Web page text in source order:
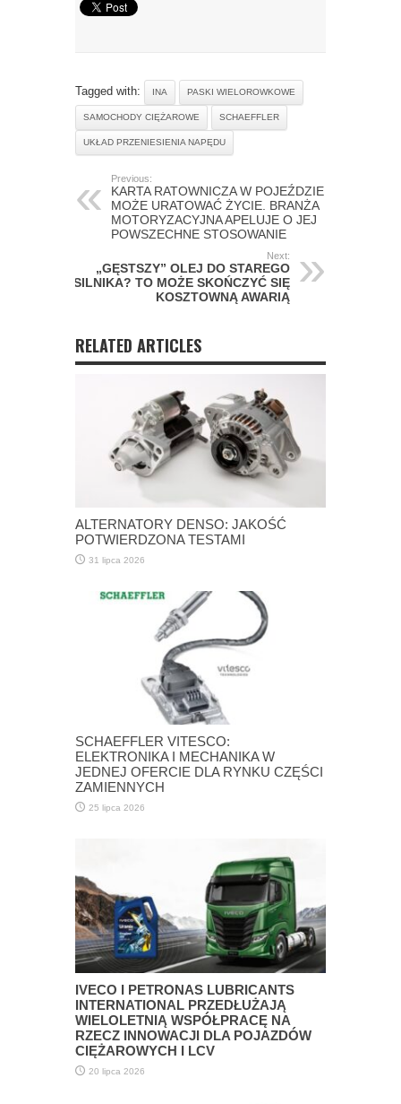
Tagged with: INA PASKI WIELOROWKOWE
SAMOCHODY CIĘŻAROWE SCHAEFFLER
UKŁAD PRZENIESIENIA NAPĘDU
Previous:
KARTA RATOWNICZA W POJEŹDZIE
MOŻE URATOWAĆ ŻYCIE. BRANŻA
MOTORYZACYJNA APELUJE O JEJ
POWSZECHNE STOSOWANIE
Next:
„GĘSTSZY” OLEJ DO STAREGO
SILNIKA? TO MOŻE SKOŃCZYĆ SIĘ
KOSZTOWNĄ AWARIĄ
RELATED ARTICLES
ALTERNATORY DENSO: JAKOŚĆ
POTWIERDZONA TESTAMI
31 lipca 2026
SCHAEFFLER VITESCO:
ELEKTRONIKA I MECHANIKA W
JEDNEJ OFERCIE DLA RYNKU CZĘŚCI
ZAMIENNYCH
25 lipca 2026
IVECO I PETRONAS LUBRICANTS
INTERNATIONAL PRZEDŁUŻAJĄ
WIELOLETNIĄ WSPÓŁPRACĘ NA
RZECZ INNOWACJI DLA POJAZDÓW
CIĘŻAROWYCH I LCV
20 lipca 2026